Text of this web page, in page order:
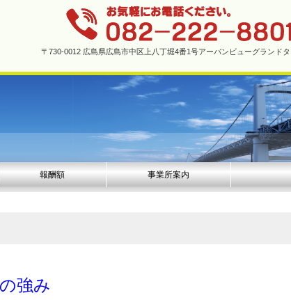
〒730-0012 広島県広島市中区上八丁堀4番1号アーバンビューグランド
報酬額 事業所案内
強み